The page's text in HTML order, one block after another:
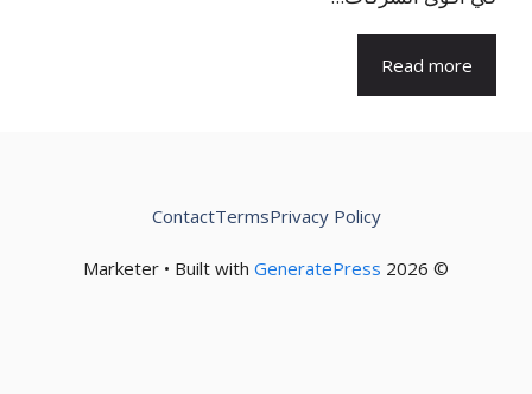
Read more
© 2026 Marketer • Built with
GeneratePress
Privacy Policy
Terms
Contact